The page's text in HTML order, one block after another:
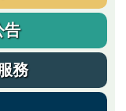
告
務